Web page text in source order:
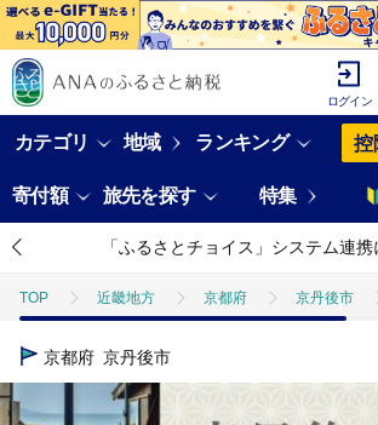
ログイン
カテゴリ 地域 ランキング 控
寄付額 旅先を探す 特集
「ふるさとチョイス」システム連
TOP 近畿地方 京都府 京丹後市
TOP
京都府 京丹後市